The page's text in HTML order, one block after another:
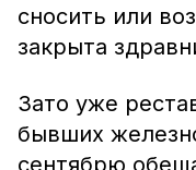
сносить или
закрыта
Зато уже
бывших
сентябрю